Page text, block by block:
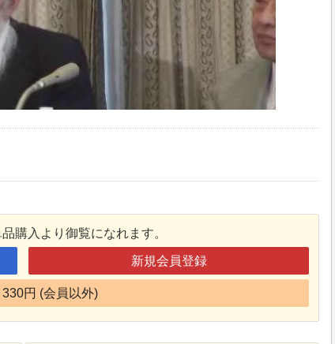
購入より御覧になれます。
新規会員登録
円 (会員以外)